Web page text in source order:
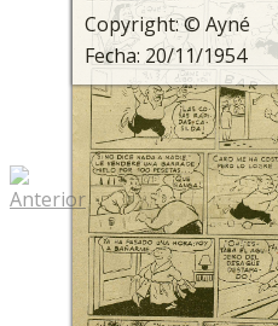
Copyright: © Ayné
Fecha: 20/11/1954